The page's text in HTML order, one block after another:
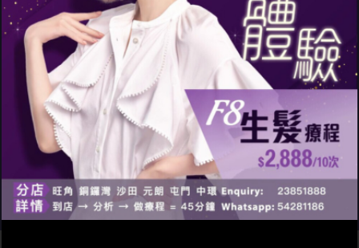
已花過千元購買頭髮產品的Emma，道出了許多香港使用
者的心聲。
Emma
還在挑新的防脫髮洗頭水？直
接做激光生髮仲好啦！